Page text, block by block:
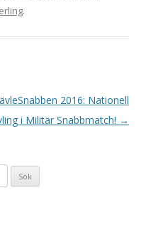
.
2016: Nationell
i Militär Snabbmatch! →